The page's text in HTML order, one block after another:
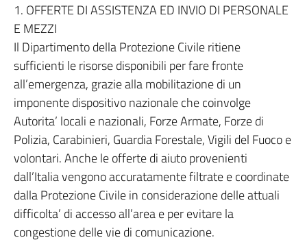
1. OFFERTE DI ASSISTENZA ED INVIO DI PERSONALE
E MEZZI
Il Dipartimento della Protezione Civile ritiene
sufficienti le risorse disponibili per fare fronte
all’emergenza, grazie alla mobilitazione di un
imponente dispositivo nazionale che coinvolge
Autorita’ locali e nazionali, Forze Armate, Forze di
Polizia, Carabinieri, Guardia Forestale, Vigili del Fuoco e
volontari. Anche le offerte di aiuto provenienti
dall’Italia vengono accuratamente filtrate e coordinate
dalla Protezione Civile in considerazione delle attuali
difficolta’ di accesso all’area e per evitare la
congestione delle vie di comunicazione.